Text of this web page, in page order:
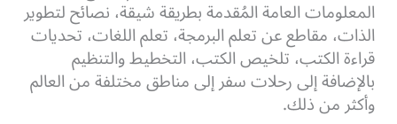
المعلومات العامة المُقدمة بطريقة شيقة، نصائح لتطوير
الذات، مقاطع عن تعلم البرمجة، تعلم اللغات، تحديات
قراءة الكتب، تلخيص الكتب، التخطيط والتنظيم
بالإضافة إلى رحلات سفر إلى مناطق مختلفة من العالم
وأكثر من ذلك.